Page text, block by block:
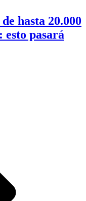
hasta 20.000
esto pasará